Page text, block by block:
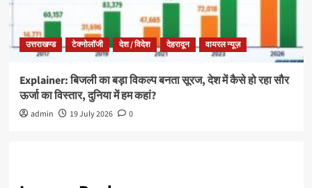
उत्तराखण्ड टेक्नोलॉजी देश / विदेश देहरादून वायरल न्यूज़
Explainer: बिजली का बड़ा विकल्प बनता सूरज, देश में कैसे हो रहा सौर
ऊर्जा का विस्तार, दुनिया में हम कहां?
admin 19 July 2026 0